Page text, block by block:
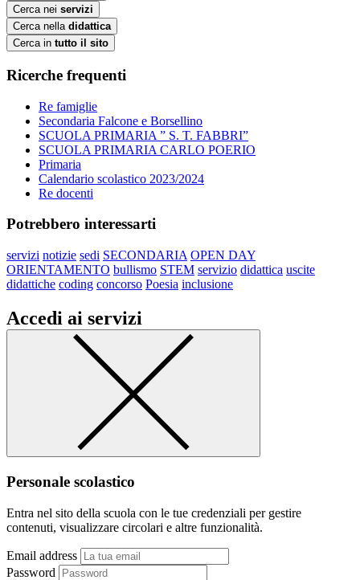
Cerca nei servizi
Cerca nella didattica
Cerca in tutto il sito
Ricerche frequenti
Re famiglie
Secondaria Falcone e Borsellino
SCUOLA PRIMARIA ” S. T. FABBRI”
SCUOLA PRIMARIA CARLO POERIO
Primaria
Calendario scolastico 2023/2024
Re docenti
Potrebbero interessarti
servizi notizie sedi SECONDARIA OPEN DAY
ORIENTAMENTO bullismo STEM servizio didattica uscite
didattiche coding concorso Poesia inclusione
Accedi ai servizi
Personale scolastico
Entra nel sito della scuola con le tue credenziali per gestire
contenuti, visualizzare circolari e altre funzionalità.
Email address
Password